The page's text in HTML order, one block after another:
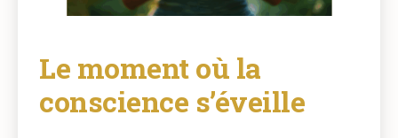
Le moment où la
conscience s’éveille